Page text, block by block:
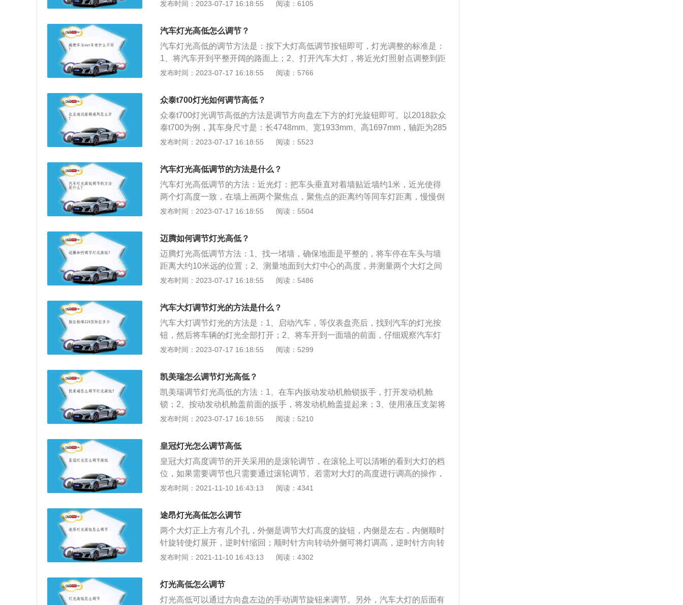
度就越往上。例如位置0是初始位置，一般是车上只有驾驶员或者除了驾驶员还
有一个前排乘客；位置1是乘员坐满，并且行李箱内无货物；位置2是乘员坐满，
并且行李箱内货物重量均匀分布；位置3则是只有驾驶员，并且行李箱内货物重
量均匀分布。
发布时间：2023-07-17 16:18:55 阅读：6105
汽车灯光高低怎么调节？
汽车灯光高低的调节方法是：按下大灯高低调节按钮即可，灯光调整的标准是：
1、将汽车开到平整开阔的路面上；2、打开汽车大灯，将近光灯照射点调整到距
离车30m左右，使两个照射点重合；3、远光灯照射点调整到与地面平行即可。汽
封圈损坏，需及时更换；2、定期清洁反射镜，其变黑，光度减小时需更换；3、
定期清洁灯泡上尘土和污渍。
发布时间：2023-07-17 16:18:55 阅读：5766
众泰t700灯光如何调节高低？
众泰t700灯光调节高低的方法是调节方向盘左下方的灯光旋钮即可。以2018款众
泰t700为例，其车身尺寸是：长4748mm、宽1933mm、高1697mm，轴距为285
0mm，油箱容积为64l，整备质量为1787kg。2018款众泰t700前悬架是麦弗逊式
力是177ps，最大功率是130kw，最大扭矩是245nm，与其匹配的是6挡双离合变
发布时间：2023-07-17 16:18:55 阅读：5523
汽车灯光高低调节的方法是什么？
汽车灯光高低调节的方法：近光灯：把车头垂直对着墙贴近墙约1米，近光使得
两个灯高度一致，在墙上画两个聚焦点，聚焦点的距离约等同车灯距离，慢慢倒
退车子，看中心点是不是偏移，调整两个点始终分别吻合。远光灯：把车头垂直
的距离约等同车灯距离，慢慢向后倒退，调整两个点慢慢同时向中点靠近，大概
30米到100米之外能合并成一个点即可。远光灯在30米到100米可以聚焦亮度更
大，照射的距离越远，发散程度小。
发布时间：2023-07-17 16:18:55 阅读：5504
迈腾如何调节灯光高低？
迈腾灯光高低调节方法：1、找一堵墙，确保地面是平整的，将车停在车头与墙
距离大约10米远的位置；2、测量地面到大灯中心的高度，并测量两个大灯之间
的距离；3、在墙上比大灯低0.1米的地方张贴一个水平遮蔽胶带，并确保胶带在
墙上胶带的中间；6、继续调整垂直调节螺丝，直到大灯光束是径直向前，为了
确保调整的正确性，测量墙上光束的高度和大灯的高度，确保两者的数值是相等
的。迈腾动感大气的造型代表了欧洲新的汽车设计理念，刚毅的V型前脸稳健大
气，动感时尚的流线型车身线条，使迈腾拥有低至0.28的风阻系数。
发布时间：2023-07-17 16:18:55 阅读：5486
汽车大灯调节灯光的方法是什么？
汽车大灯调节灯光的方法是：1、启动汽车，等仪表盘亮后，找到汽车的灯光按
钮，然后将车辆的灯光全部打开；2、将车开到一面墙的前面，仔细观察汽车灯
光在墙上的图像，这样就可以看出灯光的高低，如果高低不明显，车主也可以用
观察到的灯光图像设置一个水平的标准，然后找到调节灯光高低的螺丝按钮；
5、针对灯光高的那边，将调节灯光高低的按钮逆时针调节，眼睛注视灯光在墙
面上的变化，直到跟设置的水平标准平齐即可，灯光低的用工具顺指针调节，边
调节边观察，直到灯光图像与水平标准一致即可。
发布时间：2023-07-17 16:18:55 阅读：5299
凯美瑞怎么调节灯光高低？
凯美瑞调节灯光高低的方法：1、在车内扳动发动机舱锁扳手，打开发动机舱
锁；2、按动发动机舱盖前面的扳手，将发动机舱盖提起来；3、使用液压支架将
发动机舱盖支起来；4、在发动机舱内找到大灯高度调节按钮，用改锥可以拧动
被调低。动力方面，凯美瑞2.0车型搭载2.0l发动机，匹配directshiftcvt变速箱，最
大马力为178匹，最大扭矩为210牛米。内饰方面，车内采用双色进行搭配，提升
了其时尚感，中控台的设计非常的独特，整体朝向驾驶者一侧，便于驾驶者操作
和查看。
发布时间：2023-07-17 16:18:55 阅读：5210
皇冠灯光怎么调节高低
皇冠大灯高度调节的开关采用的是滚轮调节，在滚轮上可以清晰的看到大灯的档
位，如果需要调节也只需要通过滚轮调节。若需对大灯的高度进行调高的操作，
只需将滚轮上面的数字调大；若需要将高度调低，只需将滚轮上面的熟悉调小。
响。若在调节皇冠大灯的过程当中，发现调节系统存在故障，可能因为：1、车
辆的蓄电池储电量严重不足，因为车辆的大灯接通电路之后，蓄电池要给其提供
电源，因此在夜间驾驶的钱2小时蓄电池会正常的供电，但时间过长之后蓄电池
的储电量不足，继而就会直接影响车辆大灯的亮度梦想下降；2、电路里面的导
线出现发热的情况，导致各线路的电阻明显增大，继而影响大灯的强度，严重的
致整个系统停止工作。
发布时间：2021-11-10 16:43:13 阅读：4341
途昂灯光高低怎么调节
两个大灯正上方有几个孔，外侧是调节大灯高度的旋钮，内侧是左右，内侧顺时
针旋转使灯展开，逆时针缩回；顺时针方向转动外侧可将灯调高，逆时针方向转
动可将灯调低。晚上开车时，一个优秀的照明系统可以给司机一个明亮的前方视
剔透的镜片，可有效汇聚LED辐射的光线，均匀地散布在前方道路上，减少有害
眩光。同时，大灯具有自动高度调节功能，可以保证驾驶员在漆黑的夜晚安全驾
发布时间：2021-11-10 16:43:13 阅读：4302
灯光高低怎么调节
灯光高低可以通过方向盘左边的手动调节旋钮来调节。另外，汽车大灯的后面有